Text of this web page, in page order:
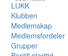
LUKK
Klubben
Medlemskap
Medlemsfordeler
Grupper